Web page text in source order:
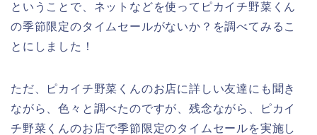
ということで、ネットなどを使ってピカイチ野菜くん
の季節限定のタイムセールがないか？を調べてみるこ
とにしました！
ただ、ピカイチ野菜くんのお店に詳しい友達にも聞き
ながら、色々と調べたのですが、残念ながら、ピカイ
チ野菜くんのお店で季節限定のタイムセールを実施し